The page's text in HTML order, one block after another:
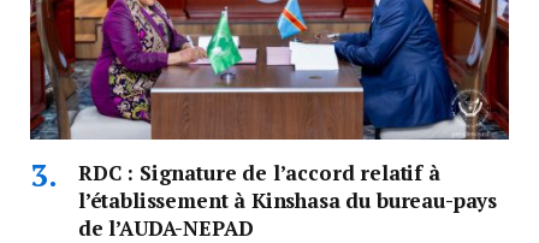
RDC : Signature de l’accord relatif à
l’établissement à Kinshasa du bureau-pays
de l’AUDA-NEPAD